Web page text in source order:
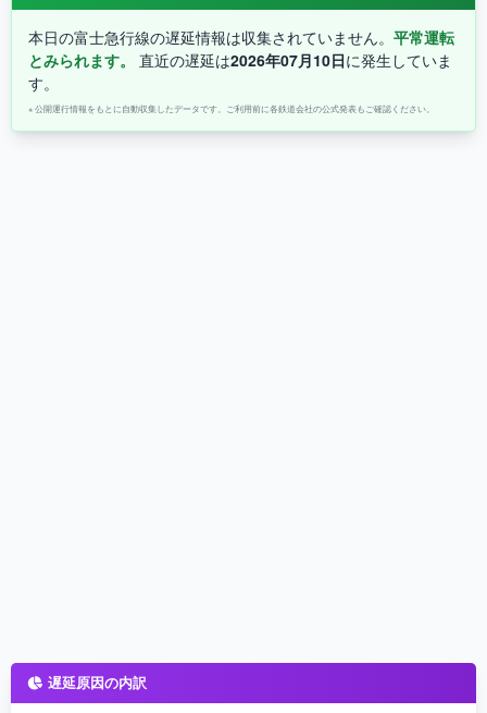
本日の富士急行線の遅延情報は収集されていません。 平常運転
とみられます。
直近の遅延は2026年07月10日に発生していま
す。
※ 公開運行情報をもとに自動収集したデータです。ご利用前に各鉄道会社の公式発表もご確認ください。
遅延原因の内訳